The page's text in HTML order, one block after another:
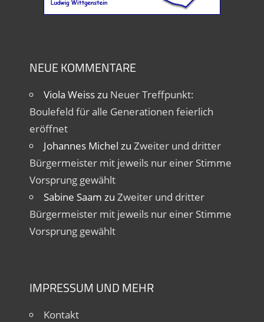
NEUE KOMMENTARE
Viola Weisszu Neuer Treffpunkt:
Boulefeld für alle Generationen feierlich
eröffnet
Johannes Michel zu Zweiter und dritter
Bürgermeister mit jeweils nur einer Stimme
Vorsprung gewählt
Sabine Saam zu Zweiter und dritter
Bürgermeister mit jeweils nur einer Stimme
Vorsprung gewählt
IMPRESSUM UND MEHR
Kontakt